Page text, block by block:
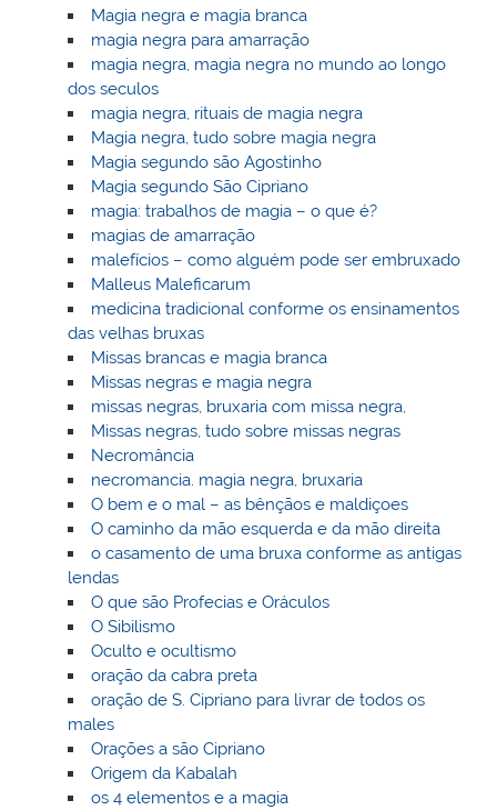
Magia negra e magia branca
magia negra para amarração
magia negra, magia negra no mundo ao longo
dos seculos
magia negra, rituais de magia negra
Magia negra, tudo sobre magia negra
Magia segundo são Agostinho
Magia segundo São Cipriano
magia: trabalhos de magia – o que é?
magias de amarração
malefícios – como alguém pode ser embruxado
Malleus Maleficarum
medicina tradicional conforme os ensinamentos
das velhas bruxas
Missas brancas e magia branca
Missas negras e magia negra
missas negras, bruxaria com missa negra,
Missas negras, tudo sobre missas negras
Necromância
necromancia. magia negra, bruxaria
O bem e o mal – as bênçãos e maldiçoes
O caminho da mão esquerda e da mão direita
o casamento de uma bruxa conforme as antigas
lendas
O que são Profecias e Oráculos
O Sibilismo
Oculto e ocultismo
oração da cabra preta
oração de S. Cipriano para livrar de todos os
males
Orações a são Cipriano
Origem da Kabalah
os 4 elementos e a magia